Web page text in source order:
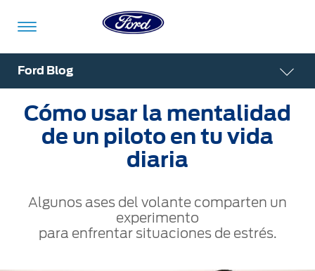
Acessibility
Vehículos
Compra
ShowroomVirtual
Propietarios
Beneficios
de
Mi
Ford
Tecnologías
Asistencia
Financiamiento
Ford
Iniciar
Sesión
Iniciar
Ford Blog
Cómo usar la mentalidad
de un piloto en tu vida
diaria
Algunos ases del volante comparten un
experimento
para enfrentar situaciones de estrés.